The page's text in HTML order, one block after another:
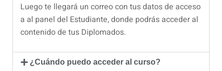
Luego te llegará un correo con tus datos de acceso
a al panel del Estudiante, donde podrás acceder al
contenido de tus Diplomados.
¿Cuándo puedo acceder al curso?